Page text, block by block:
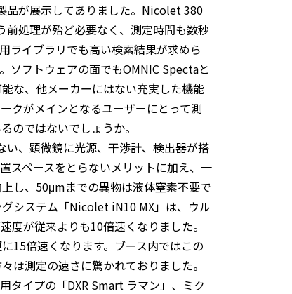
品が展示してありました。Nicolet 380
処理が殆ど必要なく、測定時間も数秒
ライブラリでも高い検索結果が求めら
ソフトウェアの面でもOMNIC Spectaと
な、他メーカーにはない充実した機能
クがメインとなるユーザーにとって測
のではないでしょうか。
、顕微鏡に光源、干渉計、検出器が搭
スペースをとらないメリットに加え、一
し、50μmまでの異物は液体窒素不要で
システム「Nicolet iN10 MX」は、ウル
度が従来よりも10倍速くなりました。
15倍速くなります。ブース内ではこの
は測定の速さに驚かれておりました。
タイプの「DXR Smart ラマン」、ミク